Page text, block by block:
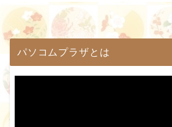
パソコムプラザとは